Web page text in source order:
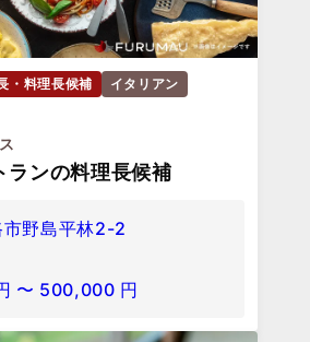
・料理長候補
イタリアン
ランの料理長候補
野島平林2-2
〜 500,000 円